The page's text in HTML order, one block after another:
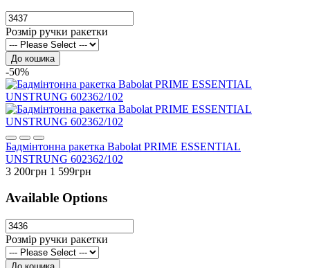
Розмір ручки ракетки
До кошика
-50%
Бадмінтонна ракетка Babolat PRIME ESSENTIAL
UNSTRUNG 602362/102
3 200грн 1 599грн
Available Options
Розмір ручки ракетки